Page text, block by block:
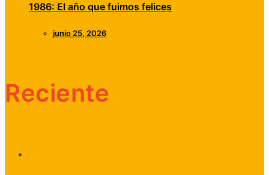
1986: El año que fuimos felices
junio 25, 2026
Reciente